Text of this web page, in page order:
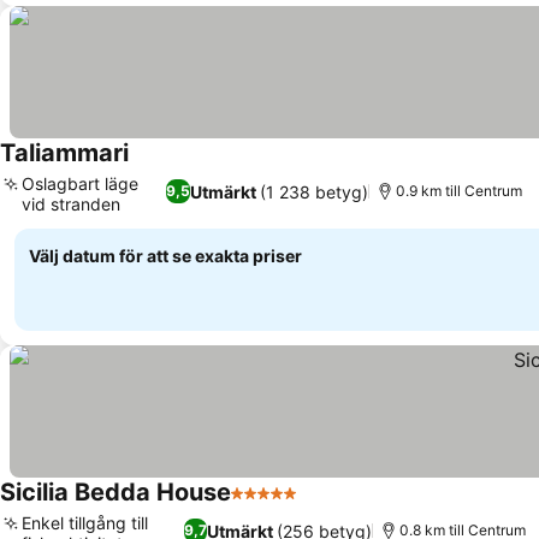
TaliammariSe priser
9,5Utmärkt (1 238 betyg)
Oslagbart läge
vid stranden
0.9 km till Centrum
Välj datum för att se exakta priser
Sicilia Bedda House5 Stjärnor
9,7Utmärkt (256 betyg)
Enkel tillgång till
0.8 km till Centrum